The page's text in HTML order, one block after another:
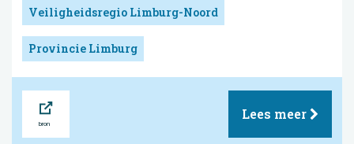
Veiligheidsregio Limburg-Noord
Provincie Limburg
Lees meer